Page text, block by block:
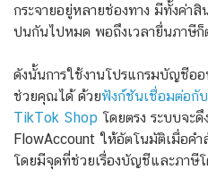
กระจายอยู่หลายช่องทาง มีทั้งค่า
ปนกันไปหมด พอถึงเวลายื่นภาษี
ดังนั้นการใช้งานโปรแกรมบัญชีอ
ช่วยคุณได้ ด้วยฟังก์ชันเชื่อมต่อกั
TikTok Shop โดยตรง ระบบจะ
FlowAccount ให้อัตโนมัติเมื่อคำ
โดยมีจุดที่ช่วยเรื่องบัญชีและภาษี